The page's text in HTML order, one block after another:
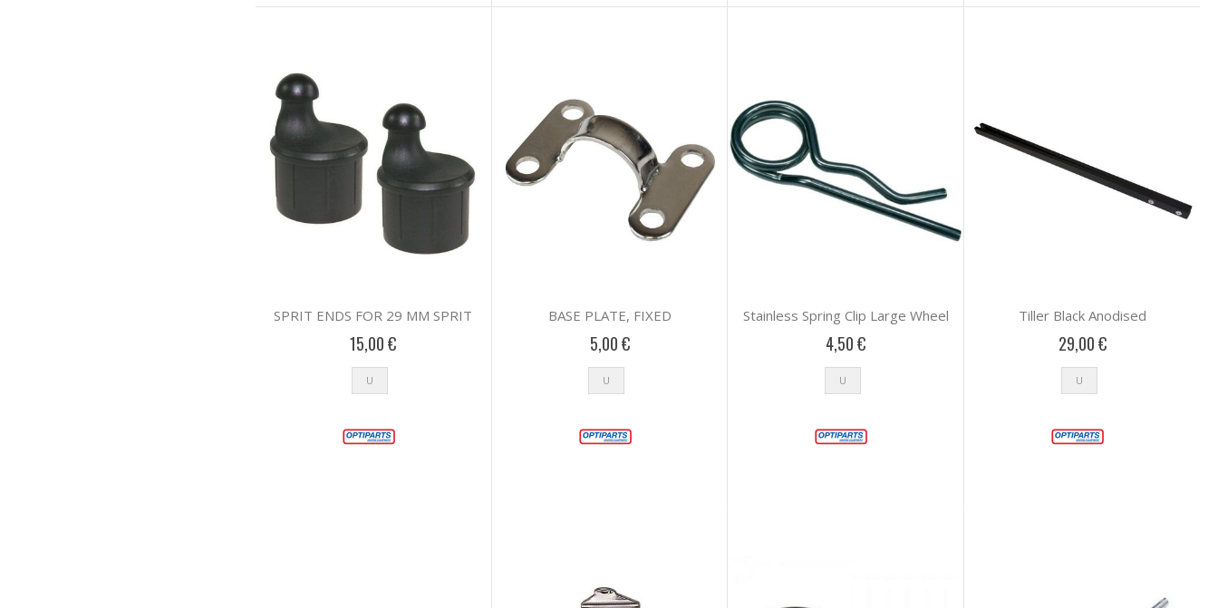
SPRIT ENDS FOR 29 MM SPRIT
15,00 €
U
BASE PLATE, FIXED
5,00 €
U
Stainless Spring Clip Large Wheel
4,50 €
U
Tiller Black Anodised
29,00 €
U